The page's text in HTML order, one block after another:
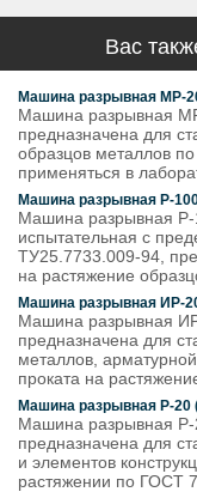
Вас
Машина разрывная МР-
Машина разрывная
предназначена для
образцов металлов
применяться в
Машина разрывная Р-
Машина разрывная
испытательная с
ТУ25.7733.009-94,
на растяжение
Машина разрывная ИР-
Машина разрывная
предназначена для
металлов, арматурной
проката на
Машина разрывная Р-20
Машина разрывная
предназначена для
и элементов
растяжении по ГОСТ